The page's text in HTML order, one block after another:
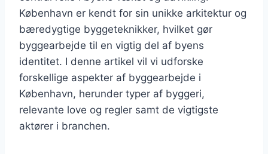
København er kendt for sin unikke arkitektur og
bæredygtige byggeteknikker, hvilket gør
byggearbejde til en vigtig del af byens
identitet. I denne artikel vil vi udforske
forskellige aspekter af byggearbejde i
København, herunder typer af byggeri,
relevante love og regler samt de vigtigste
aktører i branchen.